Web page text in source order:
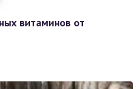
витаминов от